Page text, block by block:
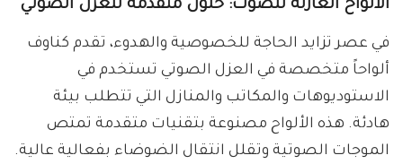
الألواح العازلة للصوت: حلول متقدمة للعزل الصوتي
في عصر تزايد الحاجة للخصوصية والهدوء، تقدم كناوف
ألواحاً متخصصة في العزل الصوتي تستخدم في
الاستوديوهات والمكاتب والمنازل التي تتطلب بيئة
هادئة. هذه الألواح مصنوعة بتقنيات متقدمة تمتص
الموجات الصوتية وتقلل انتقال الضوضاء بفعالية عالية.